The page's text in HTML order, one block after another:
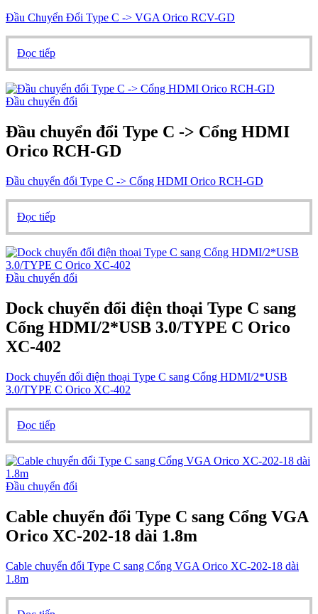
Đầu Chuyển Đổi Type C -> VGA Orico RCV-GD
Đọc tiếp
Đầu chuyển đổi
Đầu chuyển đổi Type C -> Cổng HDMI
Orico RCH-GD
Đầu chuyển đổi Type C -> Cổng HDMI Orico RCH-GD
Đọc tiếp
Đầu chuyển đổi
Dock chuyển đổi điện thoại Type C sang
Cổng HDMI/2*USB 3.0/TYPE C Orico
XC-402
Dock chuyển đổi điện thoại Type C sang Cổng HDMI/2*USB
3.0/TYPE C Orico XC-402
Đọc tiếp
Đầu chuyển đổi
Cable chuyển đổi Type C sang Cổng VGA
Orico XC-202-18 dài 1.8m
Cable chuyển đổi Type C sang Cổng VGA Orico XC-202-18 dài
1.8m